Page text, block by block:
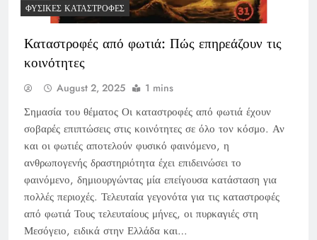
ΦΥΣΙΚΈΣ ΚΑΤΑΣΤΡΟΦΈΣ
Καταστροφές από φωτιά: Πώς επηρεάζουν τις
κοινότητες
August 2, 2025 1 mins
Σημασία του θέματος Οι καταστροφές από φωτιά έχουν
σοβαρές επιπτώσεις στις κοινότητες σε όλο τον κόσμο. Αν
και οι φωτιές αποτελούν φυσικό φαινόμενο, η
ανθρωπογενής δραστηριότητα έχει επιδεινώσει το
φαινόμενο, δημιουργώντας μία επείγουσα κατάσταση για
πολλές περιοχές. Τελευταία γεγονότα για τις καταστροφές
από φωτιά Τους τελευταίους μήνες, οι πυρκαγιές στη
Μεσόγειο, ειδικά στην Ελλάδα και…